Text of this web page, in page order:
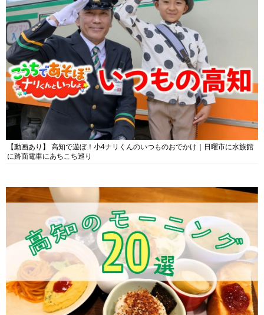
【動画あり】 高知で遊ぼ！小4ナリくんのいつものおでかけ｜日曜市に水族館
に路面電車にあちこち巡り